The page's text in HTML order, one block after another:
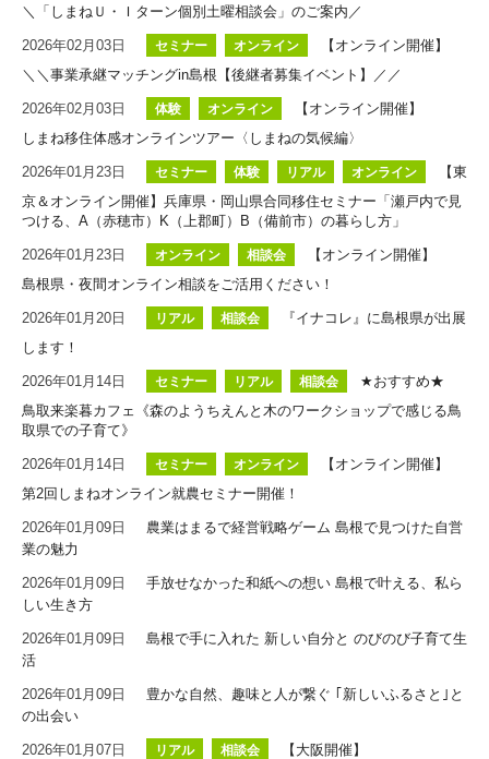
＼「しまねＵ・Ｉターン個別土曜相談会」のご案内／
2026年02月03日 セミナー オンライン
【オンライン開催】
＼＼事業承継マッチングin島根【後継者募集イベント】／／
2026年02月03日 体験 オンライン
【オンライン開催】
しまね移住体感オンラインツアー〈しまねの気候編〉
2026年01月23日 セミナー 体験 リアル オンライン
【東
京＆オンライン開催】兵庫県・岡山県合同移住セミナー「瀬戸内で見
つける、A（赤穂市）K（上郡町）B（備前市）の暮らし方」
2026年01月23日 オンライン 相談会
【オンライン開催】
島根県・夜間オンライン相談をご活用ください！
2026年01月20日 リアル 相談会
『イナコレ』に島根県が出展
します！
2026年01月14日 セミナー リアル 相談会
★おすすめ★
鳥取来楽暮カフェ《森のようちえんと木のワークショップで感じる鳥
取県での子育て》
2026年01月14日 セミナー オンライン
【オンライン開催】
第2回しまねオンライン就農セミナー開催！
2026年01月09日
農業はまるで経営戦略ゲーム 島根で見つけた自営
業の魅力
2026年01月09日
手放せなかった和紙への想い 島根で叶える、私ら
しい生き方
2026年01月09日
島根で手に入れた 新しい自分と のびのび子育て生
活
2026年01月09日
豊かな自然、趣味と人が繋ぐ ｢新しいふるさと｣と
の出会い
2026年01月07日 リアル 相談会
【大阪開催】